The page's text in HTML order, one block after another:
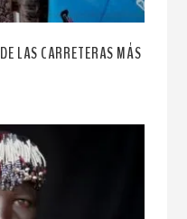
LAS CARRETERAS MÁS